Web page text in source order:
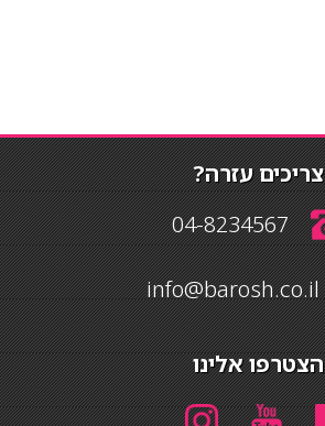
צריכים עזרה?
04-8234567
info@barosh.co.il
הצטרפו אלינו